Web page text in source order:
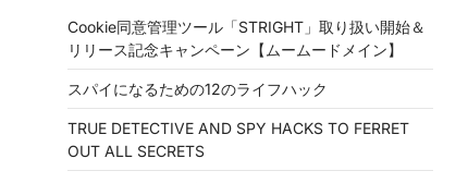
Cookie同意管理ツール「STRIGHT」取り扱い開始＆
リリース記念キャンペーン【ムームードメイン】
スパイになるための12のライフハック
TRUE DETECTIVE AND SPY HACKS TO FERRET
OUT ALL SECRETS